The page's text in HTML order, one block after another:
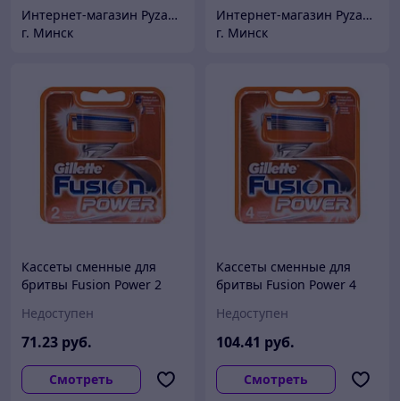
Интернет-магазин Pyzan Товары для дома и семьи
г. Минск
Интернет-магазин Pyzan Товары для дома и семьи
г. Минск
Кассеты сменные для
бритвы Fusion Power 2
Недоступен
71.23 руб.
Смотреть
Кассеты сменные для
бритвы Fusion Power 4
Недоступен
104.41 руб.
Смотреть